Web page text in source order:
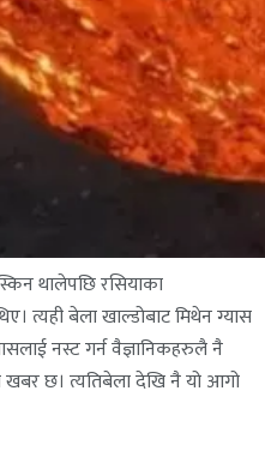
थालेपछि रसियाका
त्यही बेला खाल्डोबाट मिथेन ग्यास
नस्ट गर्न वैज्ञानिकहरुलै नै
खबर छ। त्यतिबेला देखि नै यो आगो